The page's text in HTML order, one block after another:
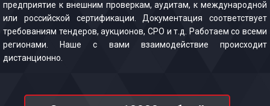
предприятие к внешним проверкам, аудитам, к международной
или российской сертификации. Документация соответствует
требованиям тендеров, аукционов, СРО и т.д. Работаем со всеми
регионами. Наше с вами взаимодействие происходит
дистанционно.